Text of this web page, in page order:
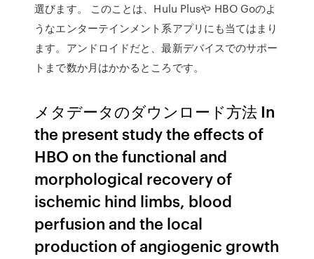
選びます。 このことは、Hulu Plusや HBO Goのよ
うなエンターテインメント系アプリにも当てはまり
ます。アンドロイドだと、最新デバイスでのサポー
トまで数か月はかかるところです。
メタデータのダウンロード方法 In
the present study the effects of
HBO on the functional and
morphological recovery of
ischemic hind limbs, blood
perfusion and the local
production of angiogenic growth